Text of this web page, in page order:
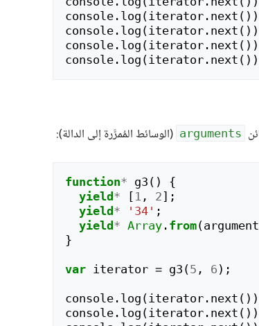
console. log ( iterator. next
console. log ( iterator. next
console. log ( iterator. next
console. log ( iterator. next
arguments (الوسائط المُمرَّرة إلى الدالة):
function* g3 ()
{
yield * [ 1 , 2];
yield * '34' ;
yield * Array. from(
}
var iterator = g3 (5 , 6 );
console. log (iterator. next
console. log (iterator. next